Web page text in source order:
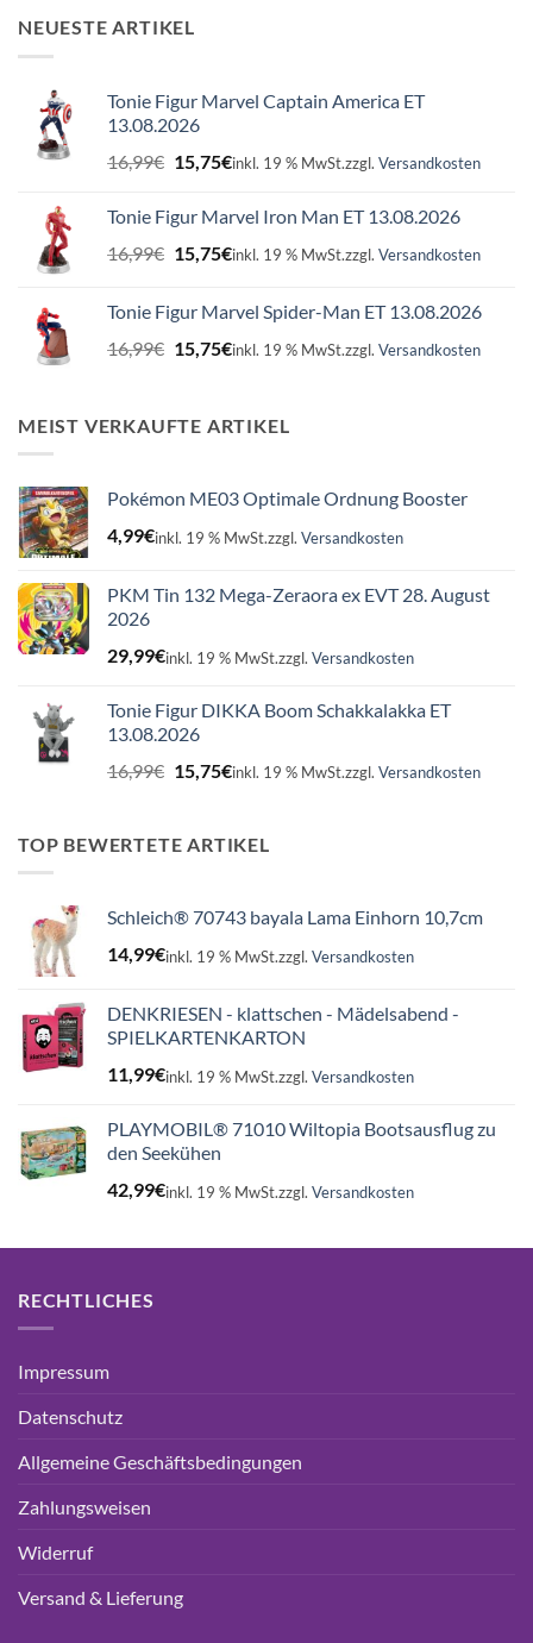
NEUESTE ARTIKEL
Tonie Figur Marvel Captain America ET
13.08.2026
16,99€ Ursprünglicher
Preis
16,99€
15,75€Aktueller
15,75€.
inkl. 19 % MwSt.zzgl. Versandkosten
Tonie Figur Marvel Iron Man ET 13.08.2026
16,99€ Ursprünglicher
Preis
16,99€
15,75€Aktueller
15,75€.
inkl. 19 % MwSt.zzgl. Versandkosten
Tonie Figur Marvel Spider-Man ET 13.08.2026
16,99€ Ursprünglicher
Preis
16,99€
15,75€Aktueller
15,75€.
inkl. 19 % MwSt.zzgl. Versandkosten
MEIST VERKAUFTE ARTIKEL
Pokémon ME03 Optimale Ordnung Booster
4,99€inkl. 19 % MwSt.zzgl. Versandkosten
PKM Tin 132 Mega-Zeraora ex EVT 28. August
2026
29,99€inkl. 19 % MwSt.zzgl. Versandkosten
Tonie Figur DIKKA Boom Schakkalakka ET
13.08.2026
16,99€ Ursprünglicher
Preis
16,99€
15,75€Aktueller
15,75€.
inkl. 19 % MwSt.zzgl. Versandkosten
TOP BEWERTETE ARTIKEL
Schleich® 70743 bayala Lama Einhorn 10,7cm
14,99€inkl. 19 % MwSt.zzgl. Versandkosten
DENKRIESEN - klattschen - Mädelsabend -
SPIELKARTENKARTON
11,99€inkl. 19 % MwSt.zzgl. Versandkosten
PLAYMOBIL® 71010 Wiltopia Bootsausflug zu
den Seekühen
42,99€inkl. 19 % MwSt.zzgl. Versandkosten
RECHTLICHES
Impressum
Datenschutz
Allgemeine Geschäftsbedingungen
Zahlungsweisen
Widerruf
Versand & Lieferung